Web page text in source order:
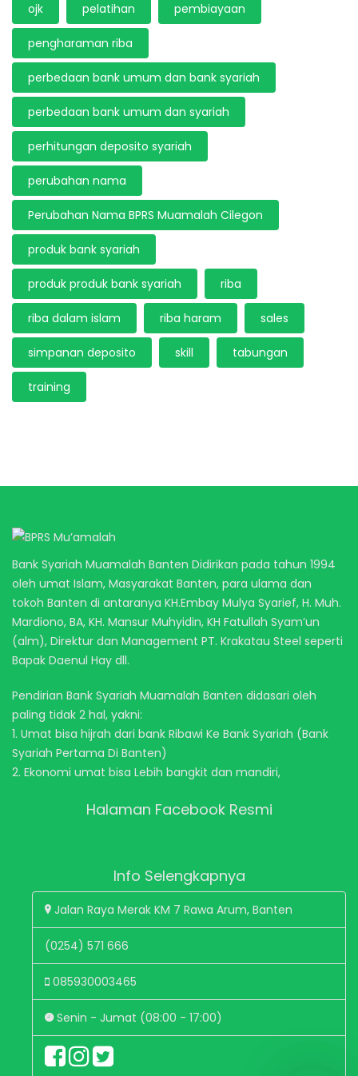
ojk pelatihan pembiayaan
pengharaman riba
perbedaan bank umum dan bank syariah
perbedaan bank umum dan syariah
perhitungan deposito syariah
perubahan nama
Perubahan Nama BPRS Muamalah Cilegon
produk bank syariah
produk produk bank syariah riba
riba dalam islam riba haram sales
simpanan deposito skill tabungan
training
Bank Syariah Muamalah Banten Didirikan pada tahun 1994
oleh umat Islam, Masyarakat Banten, para ulama dan
tokoh Banten di antaranya KH.Embay Mulya Syarief, H. Muh.
Mardiono, BA, KH. Mansur Muhyidin, KH Fatullah Syam’un
(alm), Direktur dan Management PT. Krakatau Steel seperti
Bapak Daenul Hay dll.
Pendirian Bank Syariah Muamalah Banten didasari oleh
paling tidak 2 hal, yakni:
1. Umat bisa hijrah dari bank Ribawi Ke Bank Syariah (Bank
Syariah Pertama Di Banten)
2. Ekonomi umat bisa Lebih bangkit dan mandiri,
Halaman Facebook Resmi
Info Selengkapnya
Jalan Raya Merak KM 7 Rawa Arum, Banten
(0254) 571 666
085930003465
Senin - Jumat (08:00 - 17:00)